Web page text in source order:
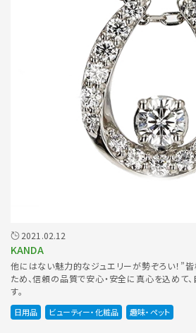
2021.02.12
KANDA
他にはない魅力的なジュエリーが勢ぞろい！”
ため、信頼の品質で安心・安全に真心を込めて
す。
日用品 ビューティー・化粧品 趣味・ペット